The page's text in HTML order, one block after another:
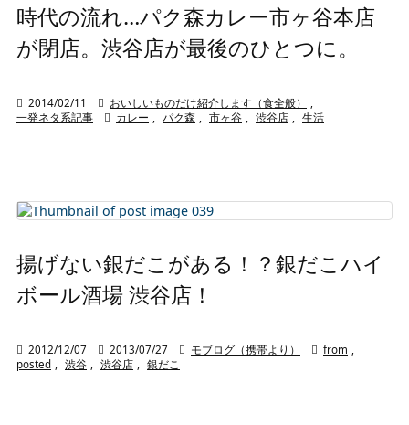
時代の流れ…パク森カレー市ヶ谷本店
が閉店。渋谷店が最後のひとつに。
 2014/02/11  おいしいものだけ紹介します（食全般）
一発ネタ系記事
 カレー パク森 市ヶ谷 渋谷店 生活
揚げない銀だこがある！？銀だこハイ
ボール酒場 渋谷店！
 2012/12/07  2013/07/27  モブログ（携帯より）  from
posted
渋谷 渋谷店 銀だこ